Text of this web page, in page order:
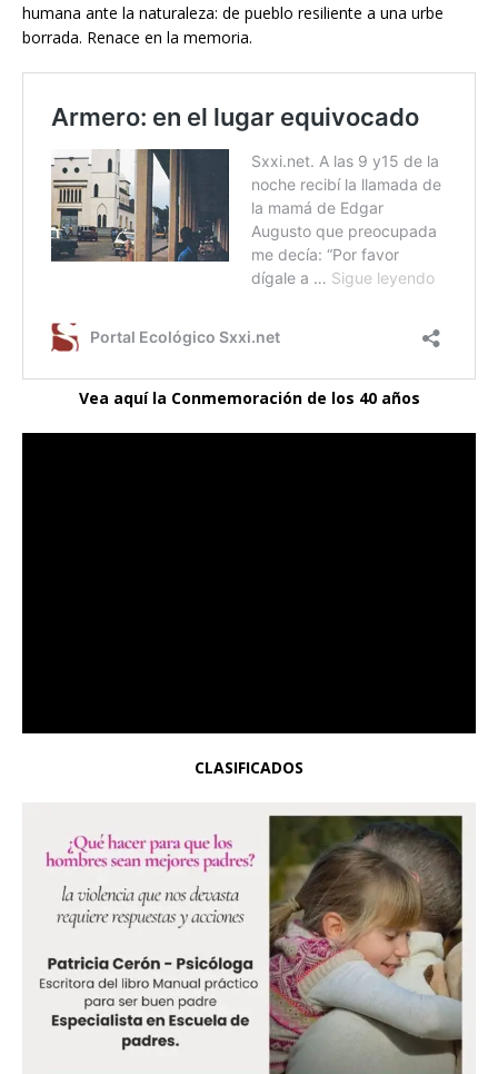
humana ante la naturaleza: de pueblo resiliente a una urbe
borrada. Renace en la memoria.
Vea aquí la Conmemoración de los 40 años
CLASIFICADOS